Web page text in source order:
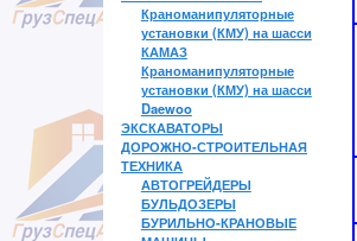
Краноманипуляторные
установки (КМУ) на шасси
КАМАЗ
Краноманипуляторные
установки (КМУ) на шасси
Daewoo
ЭКСКАВАТОРЫ
ДОРОЖНО-СТРОИТЕЛЬНАЯ
ТЕХНИКА
АВТОГРЕЙДЕРЫ
БУЛЬДОЗЕРЫ
БУРИЛЬНО-КРАНОВЫЕ